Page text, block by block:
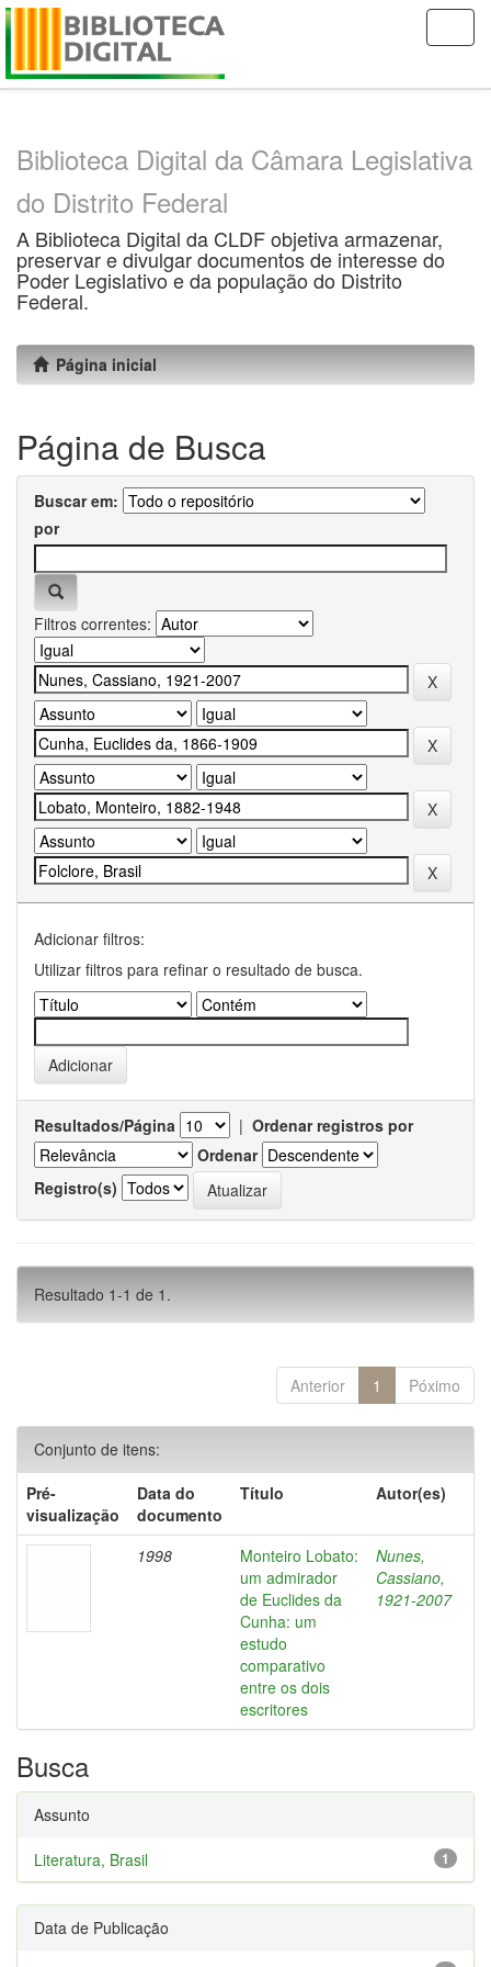
Skip
Biblioteca Digital da Câmara Legislativa
do Distrito Federal
A Biblioteca Digital da CLDF objetiva armazenar,
preservar e divulgar documentos de interesse do
Poder Legislativo e da população do Distrito
Federal.
Página inicial
Página de Busca
Buscar em:
por
Filtros correntes:
Adicionar filtros:
Utilizar filtros para refinar o resultado de busca.
Resultados/Página | Ordenar registros por
Ordenar
Registro(s)
Resultado 1-1 de 1.
Anterior 1 Póximo
Conjunto de itens:
Pré-
visualização
Data do
documento
Título Autor(es)
1998
Monteiro Lobato:
um admirador
de Euclides da
Cunha: um
estudo
comparativo
entre os dois
escritores
Nunes,
Cassiano,
1921-2007
Busca
Assunto
1
Literatura, Brasil
Data de Publicação